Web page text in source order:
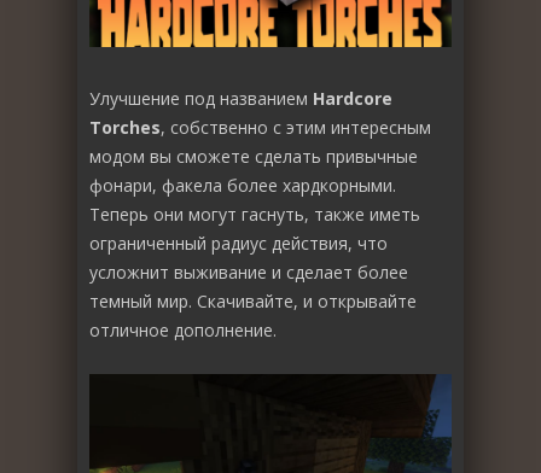
Улучшение под названием Hardcore
Torches, собственно с этим интересным
модом вы сможете сделать привычные
фонари, факела более хардкорными.
Теперь они могут гаснуть, также иметь
ограниченный радиус действия, что
усложнит выживание и сделает более
темный мир. Скачивайте, и открывайте
отличное дополнение.